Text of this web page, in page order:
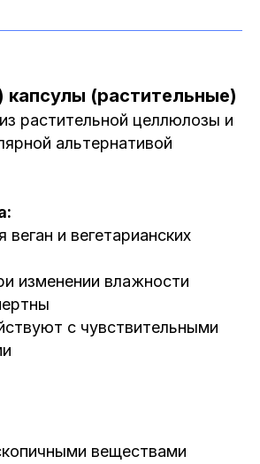
капсулы (растительные)
растительной целлюлозы и
альтернативой
веган и вегетарианских
изменении влажности
с чувствительными
веществами